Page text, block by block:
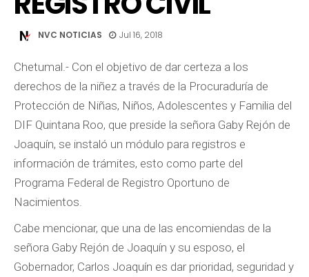
NVC NOTICIAS Jul 16, 2018
Chetumal.- Con el objetivo de dar certeza a los
derechos de la niñez a través de la Procuraduría de
Protección de Niñas, Niños, Adolescentes y Familia del
DIF Quintana Roo, que preside la señora Gaby Rejón de
Joaquín, se instaló un módulo para registros e
información de trámites, esto como parte del
Programa Federal de Registro Oportuno de
Nacimientos.
Cabe mencionar, que una de las encomiendas de la
señora Gaby Rejón de Joaquín y su esposo, el
Gobernador, Carlos Joaquín es dar prioridad, seguridad y